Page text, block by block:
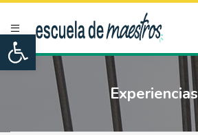
Open toolbar
Experiencias